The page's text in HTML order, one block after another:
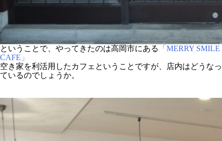
ということで、やってきたのは高岡市にある
「MERRY SMILE
CAFE」
空き家を利活用したカフェということですが、店内はどうなっ
ているのでしょうか。